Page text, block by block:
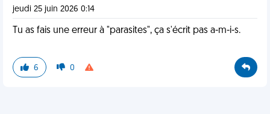
jeudi 25 juin 2026 0:14
Tu as fais une erreur à "parasites", ça s'écrit pas a-m-i-s.
6 0